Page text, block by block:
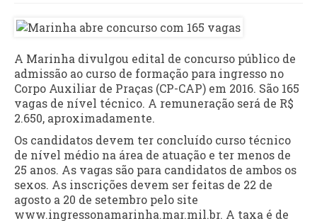
A Marinha divulgou edital de concurso público de
admissão ao curso de formação para ingresso no
Corpo Auxiliar de Praças (CP-CAP) em 2016. São 165
vagas de nível técnico. A remuneração será de R$
2.650, aproximadamente.
Os candidatos devem ter concluído curso técnico
de nível médio na área de atuação e ter menos de
25 anos. As vagas são para candidatos de ambos os
sexos. As inscrições devem ser feitas de 22 de
agosto a 20 de setembro pelo site
www.ingressonamarinha.mar.mil.br. A taxa é de